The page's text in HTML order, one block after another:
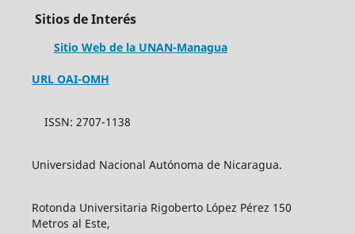
Sitios de Interés
Sitio Web de la UNAN-Managua
URL OAI-OMH
ISSN: 2707-1138
Universidad Nacional Autónoma de Nicaragua.
Rotonda Universitaria Rigoberto López Pérez 150
Metros al Este,